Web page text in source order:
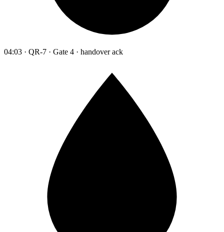
04:03 · QR-7 · Gate 4 · handover ack